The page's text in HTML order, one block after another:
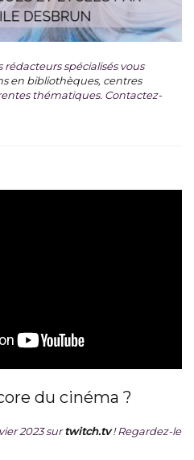
spécialisés vous
en bibliothèques, centres
thématiques. Contactez-
du cinéma ?
2023 surtwitch.tv ! Regardez-le